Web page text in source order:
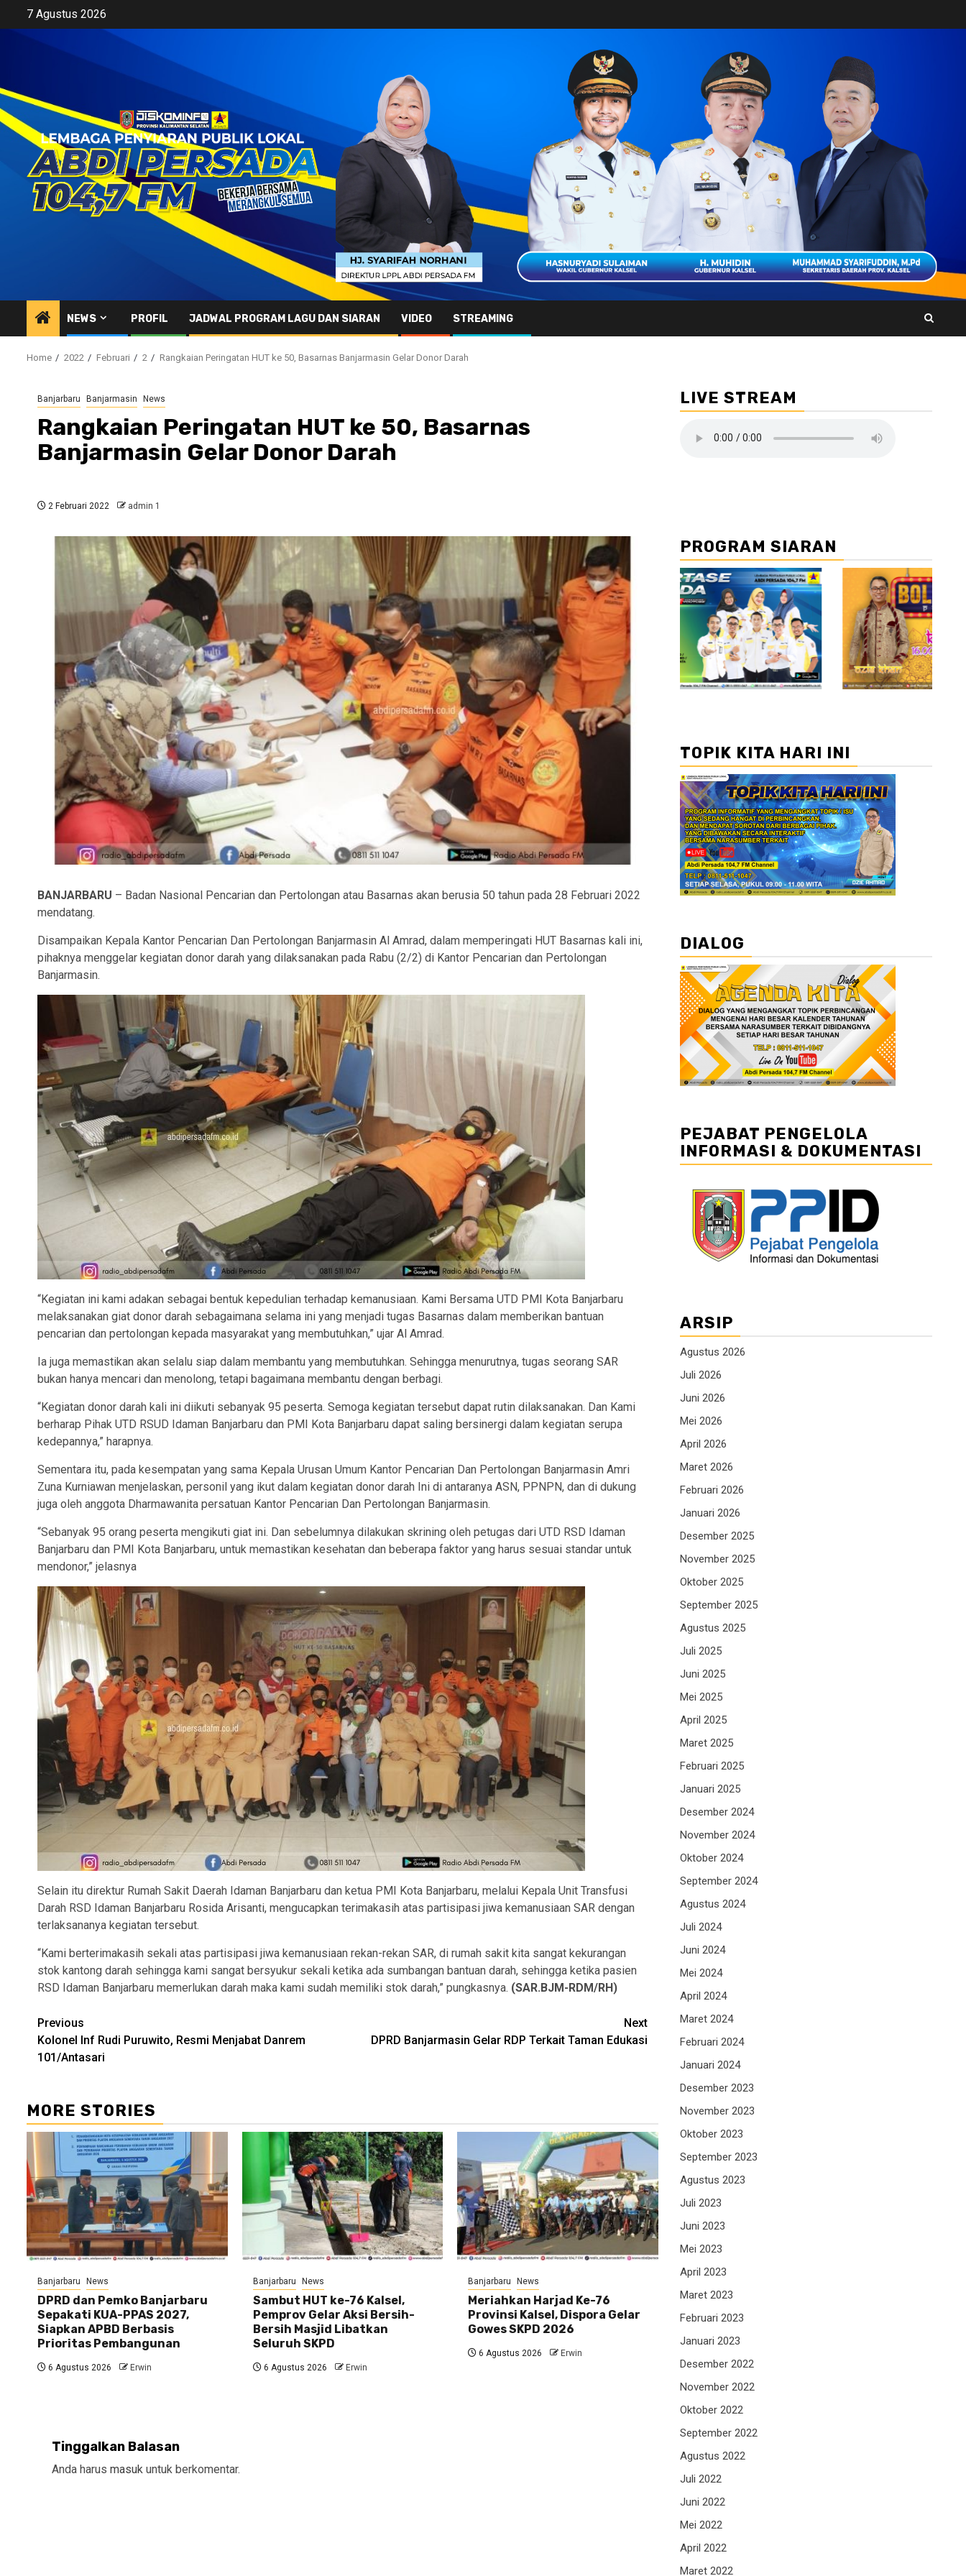
content
7 Agustus 2026
NEWS PROFIL JADWAL PROGRAM LAGU DAN SIARAN VIDEO STREAMING
Home 2022 Februari 2 Rangkaian Peringatan HUT ke 50, Basarnas Banjarmasin Gelar Donor Darah
Banjarbaru Banjarmasin News
Rangkaian Peringatan HUT ke 50, Basarnas
Banjarmasin Gelar Donor Darah
2 Februari 2022 admin 1
BANJARBARU – Badan Nasional Pencarian dan Pertolongan atau Basarnas akan berusia 50 tahun pada 28 Februari 2022
mendatang.
Disampaikan Kepala Kantor Pencarian Dan Pertolongan Banjarmasin Al Amrad, dalam memperingati HUT Basarnas kali ini,
pihaknya menggelar kegiatan donor darah yang dilaksanakan pada Rabu (2/2) di Kantor Pencarian dan Pertolongan
Banjarmasin.
“Kegiatan ini kami adakan sebagai bentuk kepedulian terhadap kemanusiaan. Kami Bersama UTD PMI Kota Banjarbaru
melaksanakan giat donor darah sebagaimana selama ini yang menjadi tugas Basarnas dalam memberikan bantuan
pencarian dan pertolongan kepada masyarakat yang membutuhkan,” ujar Al Amrad.
Ia juga memastikan akan selalu siap dalam membantu yang membutuhkan. Sehingga menurutnya, tugas seorang SAR
bukan hanya mencari dan menolong, tetapi bagaimana membantu dengan berbagi.
“Kegiatan donor darah kali ini diikuti sebanyak 95 peserta. Semoga kegiatan tersebut dapat rutin dilaksanakan. Dan Kami
berharap Pihak UTD RSUD Idaman Banjarbaru dan PMI Kota Banjarbaru dapat saling bersinergi dalam kegiatan serupa
kedepannya,” harapnya.
Sementara itu, pada kesempatan yang sama Kepala Urusan Umum Kantor Pencarian Dan Pertolongan Banjarmasin Amri
Zuna Kurniawan menjelaskan, personil yang ikut dalam kegiatan donor darah Ini di antaranya ASN, PPNPN, dan di dukung
juga oleh anggota Dharmawanita persatuan Kantor Pencarian Dan Pertolongan Banjarmasin.
“Sebanyak 95 orang peserta mengikuti giat ini. Dan sebelumnya dilakukan skrining oleh petugas dari UTD RSD Idaman
Banjarbaru dan PMI Kota Banjarbaru, untuk memastikan kesehatan dan beberapa faktor yang harus sesuai standar untuk
mendonor,” jelasnya
Selain itu direktur Rumah Sakit Daerah Idaman Banjarbaru dan ketua PMI Kota Banjarbaru, melalui Kepala Unit Transfusi
Darah RSD Idaman Banjarbaru Rosida Arisanti, mengucapkan terimakasih atas partisipasi jiwa kemanusiaan SAR dengan
terlaksananya kegiatan tersebut.
“Kami berterimakasih sekali atas partisipasi jiwa kemanusiaan rekan-rekan SAR, di rumah sakit kita sangat kekurangan
stok kantong darah sehingga kami sangat bersyukur sekali ketika ada sumbangan bantuan darah, sehingga ketika pasien
RSD Idaman Banjarbaru memerlukan darah maka kami sudah memiliki stok darah,” pungkasnya. (SAR.BJM-RDM/RH)
Continue
Reading
Previous
Kolonel Inf Rudi Puruwito, Resmi Menjabat Danrem
101/Antasari
Next
DPRD Banjarmasin Gelar RDP Terkait Taman Edukasi
MORE STORIES
Banjarbaru News
DPRD dan Pemko Banjarbaru
Sepakati KUA-PPAS 2027,
Siapkan APBD Berbasis
Prioritas Pembangunan
6 Agustus 2026 Erwin
Banjarbaru News
Sambut HUT ke-76 Kalsel,
Pemprov Gelar Aksi Bersih-
Bersih Masjid Libatkan
Seluruh SKPD
6 Agustus 2026 Erwin
Banjarbaru News
Meriahkan Harjad Ke-76
Provinsi Kalsel, Dispora Gelar
Gowes SKPD 2026
6 Agustus 2026 Erwin
Tinggalkan Balasan
Anda harus masuk untuk berkomentar.
LIVE STREAM
PROGRAM SIARAN
//1 //2
TOPIK KITA HARI INI
DIALOG
PEJABAT PENGELOLA
INFORMASI & DOKUMENTASI
ARSIP
Agustus 2026
Juli 2026
Juni 2026
Mei 2026
April 2026
Maret 2026
Februari 2026
Januari 2026
Desember 2025
November 2025
Oktober 2025
September 2025
Agustus 2025
Juli 2025
Juni 2025
Mei 2025
April 2025
Maret 2025
Februari 2025
Januari 2025
Desember 2024
November 2024
Oktober 2024
September 2024
Agustus 2024
Juli 2024
Juni 2024
Mei 2024
April 2024
Maret 2024
Februari 2024
Januari 2024
Desember 2023
November 2023
Oktober 2023
September 2023
Agustus 2023
Juli 2023
Juni 2023
Mei 2023
April 2023
Maret 2023
Februari 2023
Januari 2023
Desember 2022
November 2022
Oktober 2022
September 2022
Agustus 2022
Juli 2022
Juni 2022
Mei 2022
April 2022
Maret 2022